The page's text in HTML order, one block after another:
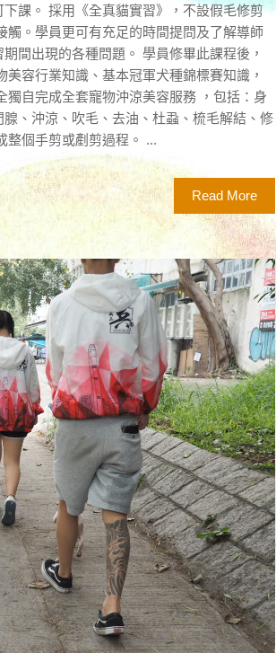
課。 採用《全真貓實習》，不設假毛修剪
。學員更可有充足的時間提問及了解導師
間出現的各種問題。 學員修畢此課程後，
容行業知識、基本冠軍犬種錦標賽知識，
自完成全套寵物沖涼美容服務 ，包括：身
、沖涼、吹毛、去油、杜蝨、梳毛解結、修
整個手剪或剷剪過程。 ...
Read More